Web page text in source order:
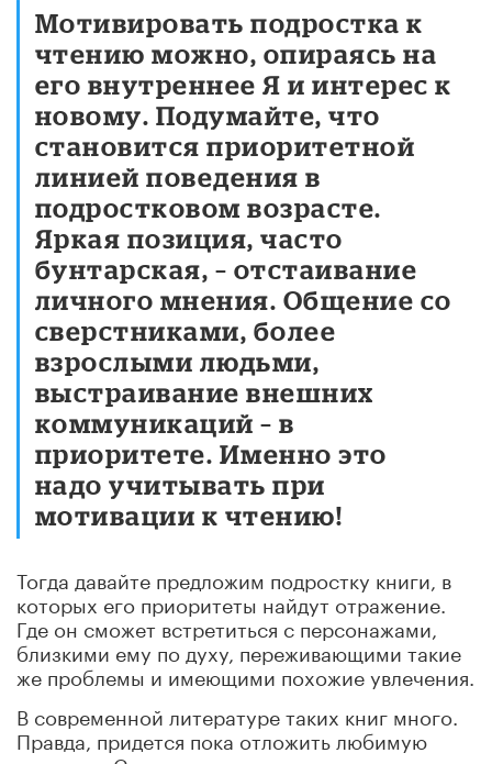
Мотивировать подростка к
чтению можно, опираясь на
его внутреннее Я и интерес к
новому. Подумайте, что
становится приоритетной
линией поведения в
подростковом возрасте.
Яркая позиция, часто
бунтарская, – отстаивание
личного мнения. Общение со
сверстниками, более
взрослыми людьми,
выстраивание внешних
коммуникаций – в
приоритете. Именно это
надо учитывать при
мотивации к чтению!
Тогда давайте предложим подростку книги, в
которых его приоритеты найдут отражение.
Где он сможет встретиться с персонажами,
близкими ему по духу, переживающими такие
же проблемы и имеющими похожие увлечения.
В современной литературе таких книг много.
Правда, придется пока отложить любимую